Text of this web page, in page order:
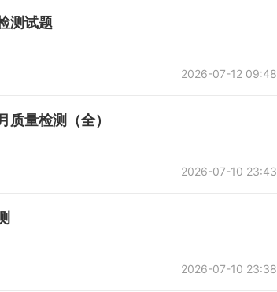
测试题
2026-07-12 09:48
量检测（全）
2026-07-10 23:43
2026-07-10 23:38